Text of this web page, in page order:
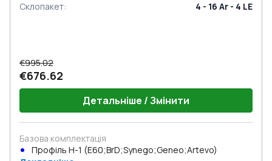
Склопакет: 4 - 16 Ar - 4 LE
€995.02
€676.62
Детальніше / Змінити
Базова комплектація
Профіль Н-1 (E60;BrD;Synego;Geneo;Artevo)